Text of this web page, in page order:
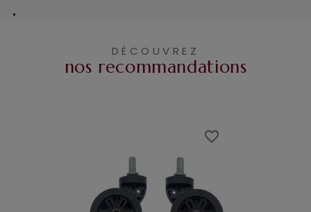
•
DÉCOUVREZ
nos recommandations
favorite_border